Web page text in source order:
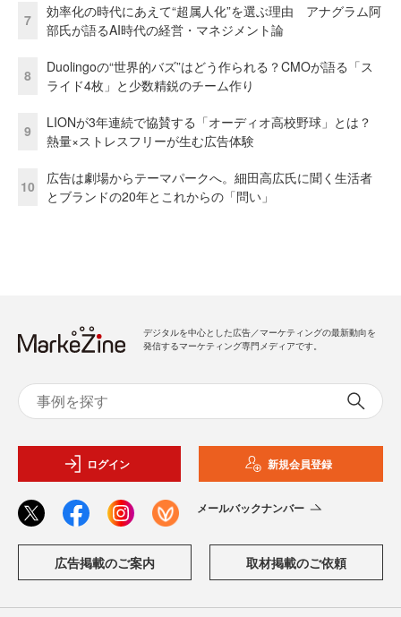
7
効率化の時代にあえて“超属人化”を選ぶ理由 アナグラム阿
部氏が語るAI時代の経営・マネジメント論
8
Duolingoの“世界的バズ”はどう作られる？CMOが語る「ス
ライド4枚」と少数精鋭のチーム作り
9
LIONが3年連続で協賛する「オーディオ高校野球」とは？
熱量×ストレスフリーが生む広告体験
10
広告は劇場からテーマパークへ。細田高広氏に聞く生活者
とブランドの20年とこれからの「問い」
デジタルを中心とした広告／マーケティングの最新動向を
発信するマーケティング専門メディアです。
ログイン 新規会員登録
メールバックナンバー
広告掲載のご案内 取材掲載のご依頼